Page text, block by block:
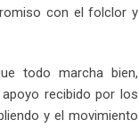
con el folclor y
todo marcha bien,
recibido por los
y el movimiento